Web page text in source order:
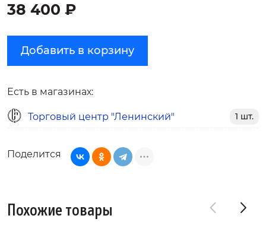
38 400 ₽
Добавить в корзину
Есть в магазинах:
Торговый центр "Ленинский" 1 шт.
Поделится
Похожие товары